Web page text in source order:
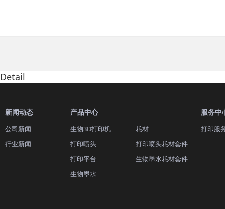
Detail
新闻动态
公司新闻
行业新闻
产品中心
生物3D打印机
打印喷头
打印平台
生物墨水
耗材
打印喷头耗材套件
生物墨水耗材套件
服务中
打印服